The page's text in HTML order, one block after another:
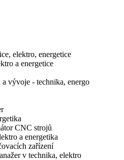
elektro, energetice
a energetice
vývoje - technika, energo
CNC strojů
a energetika
zařízení
v technika, elektro